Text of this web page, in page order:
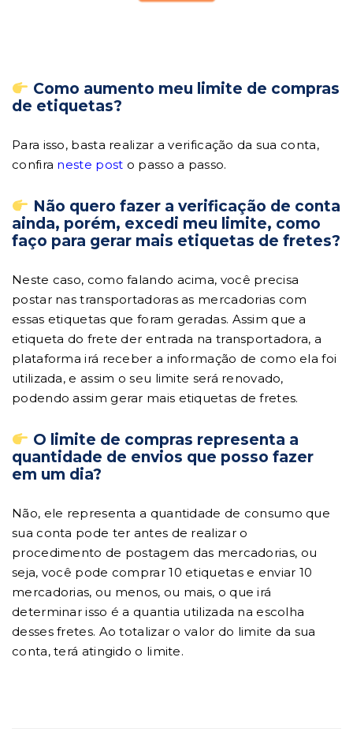
Como aumento meu limite de compras
de etiquetas?
Para isso, basta realizar a verificação da sua conta,
confira neste post o passo a passo.
Não quero fazer a verificação de conta
ainda, porém, excedi meu limite, como
faço para gerar mais etiquetas de fretes?
Neste caso, como falando acima, você precisa
postar nas transportadoras as mercadorias com
essas etiquetas que foram geradas. Assim que a
etiqueta do frete der entrada na transportadora, a
plataforma irá receber a informação de como ela foi
utilizada, e assim o seu limite será renovado,
podendo assim gerar mais etiquetas de fretes.
O limite de compras representa a
quantidade de envios que posso fazer
em um dia?
Não, ele representa a quantidade de consumo que
sua conta pode ter antes de realizar o
procedimento de postagem das mercadorias, ou
seja, você pode comprar 10 etiquetas e enviar 10
mercadorias, ou menos, ou mais, o que irá
determinar isso é a quantia utilizada na escolha
desses fretes. Ao totalizar o valor do limite da sua
conta, terá atingido o limite.